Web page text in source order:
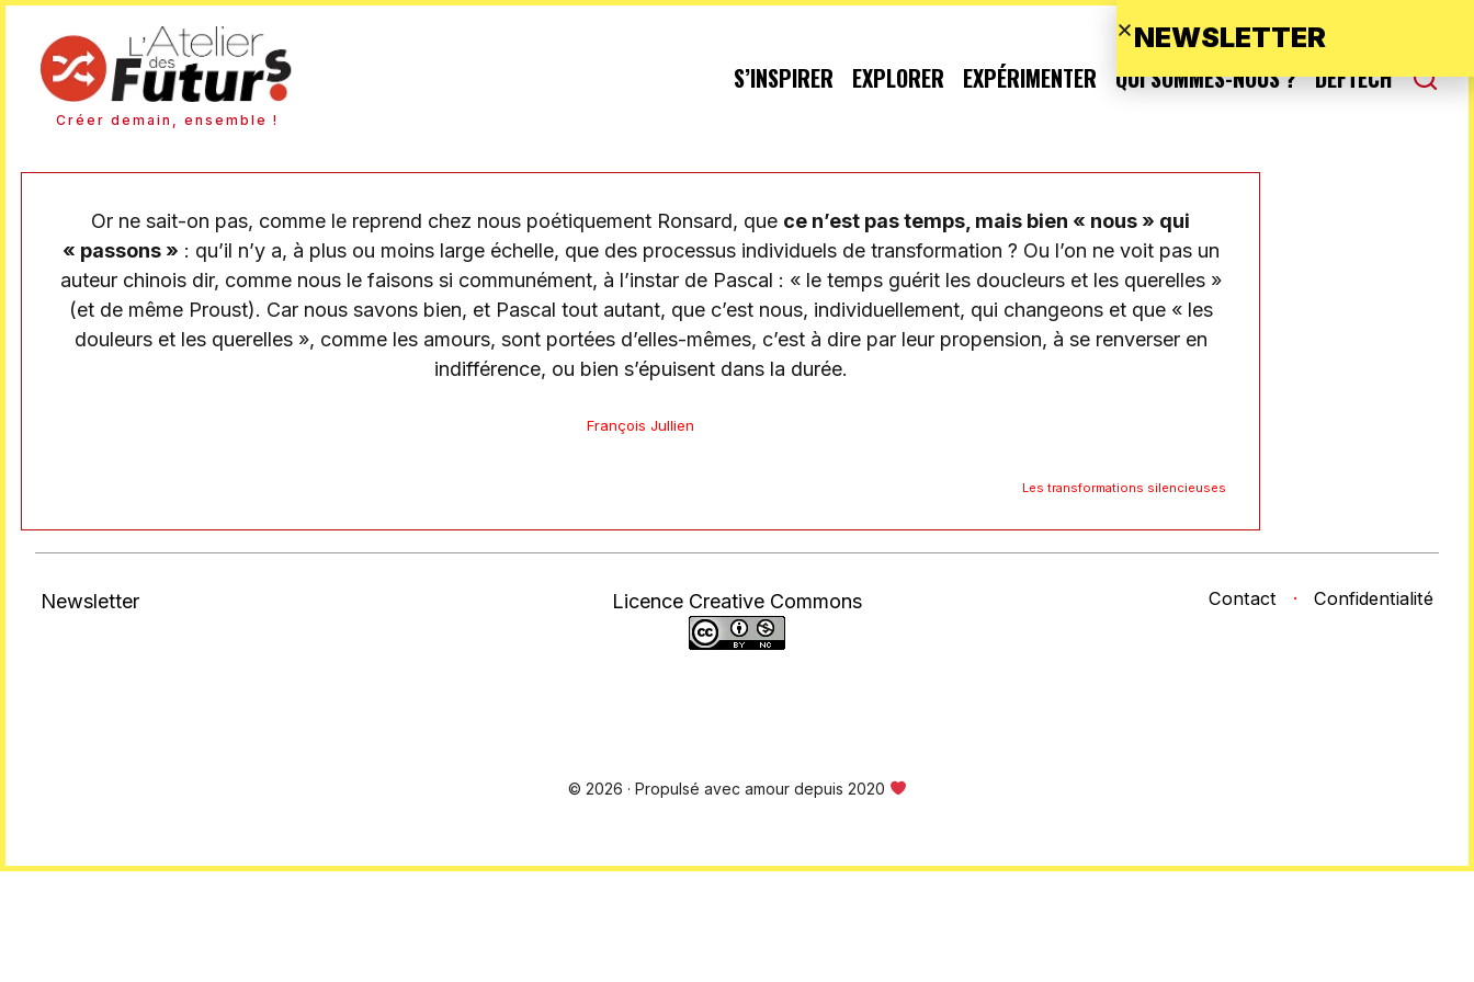
Créer demain, ensemble !
S’INSPIRER EXPLORER EXPÉRIMENTER QUI SOMMES-NOUS ? DEFTECH
Or ne sait-on pas, comme le reprend chez nous poétiquement Ronsard, que ce n’est pas temps, mais bien « nous » qui
« passons » : qu’il n’y a, à plus ou moins large échelle, que des processus individuels de transformation ? Ou l’on ne voit pas un
auteur chinois dir, comme nous le faisons si communément, à l’instar de Pascal : « le temps guérit les doucleurs et les querelles »
(et de même Proust). Car nous savons bien, et Pascal tout autant, que c’est nous, individuellement, qui changeons et que « les
douleurs et les querelles », comme les amours, sont portées d’elles-mêmes, c’est à dire par leur propension, à se renverser en
indifférence, ou bien s’épuisent dans la durée.
François Jullien
Les transformations silencieuses
Newsletter Licence Creative Commons Contact · Confidentialité
© 2026 · Propulsé avec amour depuis 2020
NEWSLETTER